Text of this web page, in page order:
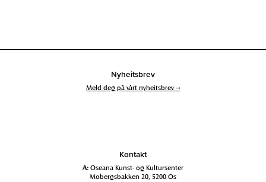
Nyheitsbrev
Meld deg på vårt nyheitsbrev →
Kontakt
A: Oseana Kunst- og Kultursenter
Mobergsbakken 20, 5200 Os